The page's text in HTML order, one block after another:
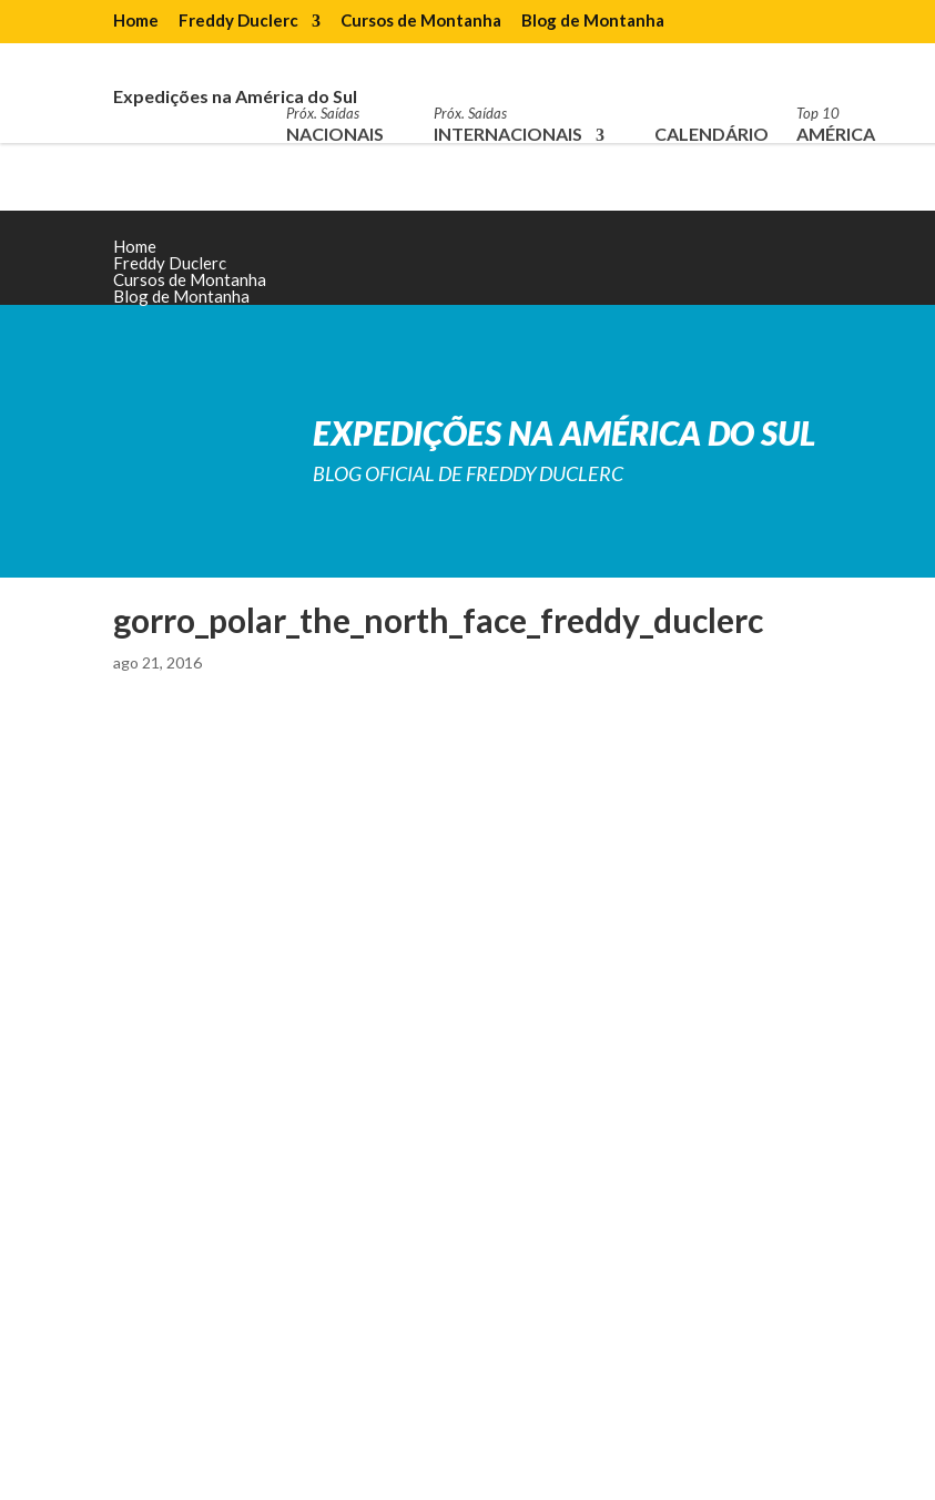
Home Freddy Duclerc Cursos de Montanha Blog de Montanha
Expedições na América do Sul
Próx. Saídas
NACIONAIS
Próx. Saídas
INTERNACIONAIS CALENDÁRIO
Top 10
AMÉRICA
Home
Freddy Duclerc
Cursos de Montanha
Blog de Montanha
EXPEDIÇÕES NA AMÉRICA DO SUL
BLOG OFICIAL DE FREDDY DUCLERC
gorro_polar_the_north_face_freddy_duclerc
ago 21, 2016